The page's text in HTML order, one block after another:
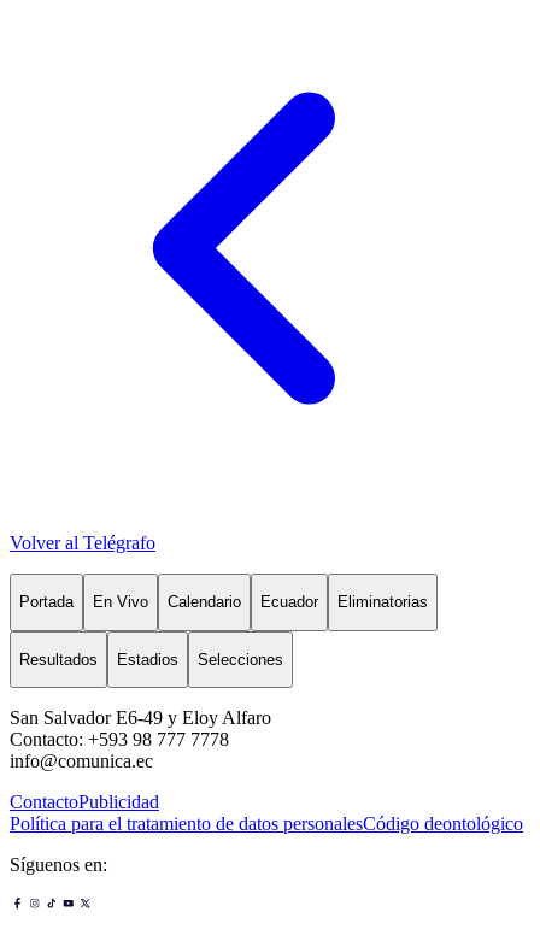
Volver al Telégrafo
Portada En Vivo Calendario Ecuador Eliminatorias
Resultados Estadios Selecciones
San Salvador E6-49 y Eloy Alfaro
Contacto: +593 98 777 7778
info@comunica.ec
ContactoPublicidad
Política para el tratamiento de datos personalesCódigo deontológico
Síguenos en: